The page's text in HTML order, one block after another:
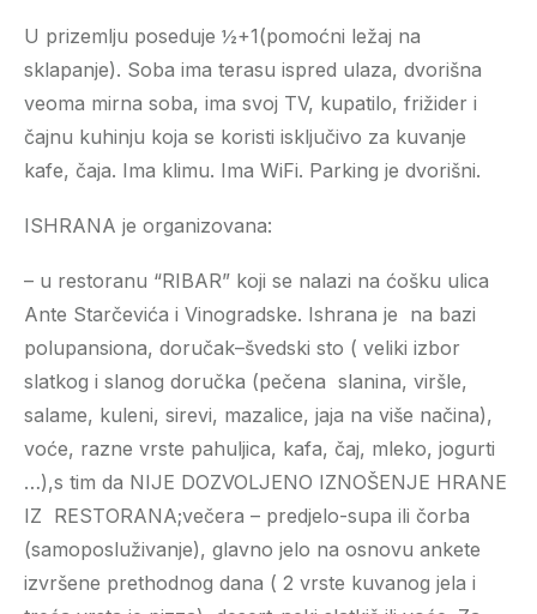
U prizemlju poseduje ½+1(pomoćni ležaj na
sklapanje). Soba ima terasu ispred ulaza, dvorišna
veoma mirna soba, ima svoj TV, kupatilo, frižider i
čajnu kuhinju koja se koristi isključivo za kuvanje
kafe, čaja. Ima klimu. Ima WiFi. Parking je dvorišni.
ISHRANA je organizovana:
– u restoranu “RIBAR” koji se nalazi na ćošku ulica
Ante Starčevića i Vinogradske. Ishrana je na bazi
polupansiona, doručak–švedski sto ( veliki izbor
slatkog i slanog doručka (pečena slanina, viršle,
salame, kuleni, sirevi, mazalice, jaja na više načina),
voće, razne vrste pahuljica, kafa, čaj, mleko, jogurti
…),s tim da NIJE DOZVOLJENO IZNOŠENJE HRANE
IZ RESTORANA;večera – predjelo-supa ili čorba
(samoposluživanje), glavno jelo na osnovu ankete
izvršene prethodnog dana ( 2 vrste kuvanog jela i